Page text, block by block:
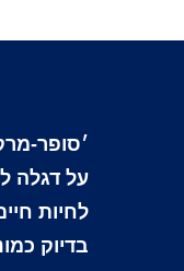
׳סופר-
על דגלה
לחיות
בדיוק